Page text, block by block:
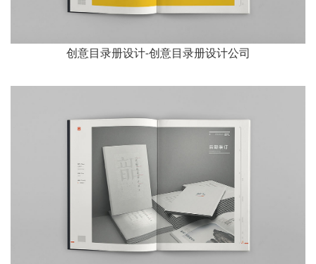
创意目录册设计-创意目录册设计公司